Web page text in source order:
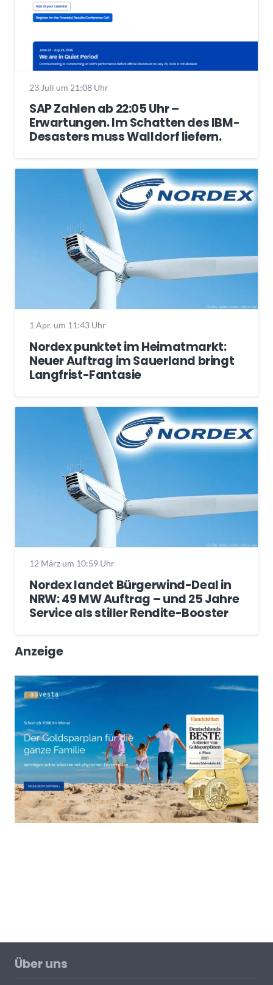
23 Juli um 21:08 Uhr
SAP Zahlen ab 22:05 Uhr –
Erwartungen. Im Schatten des IBM-
Desasters muss Walldorf liefern.
1 Apr. um 11:43 Uhr
Nordex punktet im Heimatmarkt:
Neuer Auftrag im Sauerland bringt
Langfrist-Fantasie
12 März um 10:59 Uhr
Nordex landet Bürgerwind-Deal in
NRW: 49 MW Auftrag – und 25 Jahre
Service als stiller Rendite-Booster
Anzeige
Über uns